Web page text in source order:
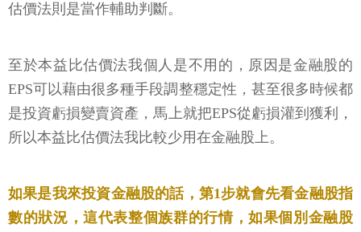
估價法則是當作輔助判斷。
至於本益比估價法我個人是不用的，原因是金融股的
EPS可以藉由很多種手段調整穩定性，甚至很多時候都
是投資虧損變賣資產，馬上就把EPS從虧損灌到獲利，
所以本益比估價法我比較少用在金融股上。
如果是我來投資金融股的話，第1步就會先看金融股指
數的狀況，這代表整個族群的行情，如果個別金融股